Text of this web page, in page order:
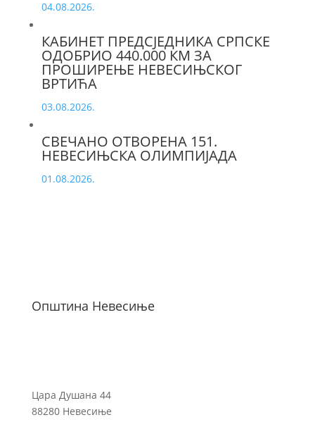
04.08.2026.
КАБИНЕТ ПРЕДСЈЕДНИКА СРПСКЕ
ОДОБРИО 440.000 КМ ЗА
ПРОШИРЕЊЕ НЕВЕСИЊСКОГ
ВРТИЋА
03.08.2026.
СВЕЧАНО ОТВОРЕНА 151.
НЕВЕСИЊСКА ОЛИМПИЈАДА
01.08.2026.
Општина Невесиње
Цара Душана 44
88280 Невесиње